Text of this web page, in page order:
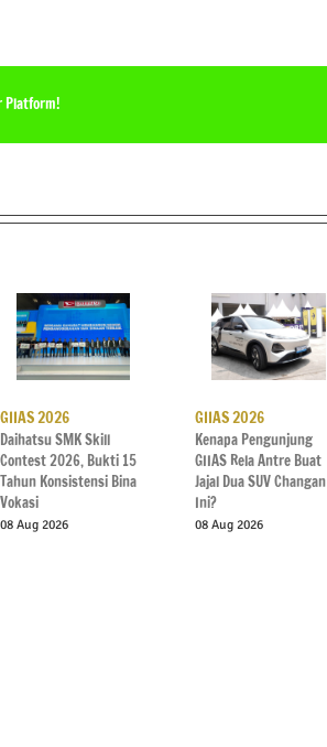
Platform!
GIIAS 2026
Daihatsu SMK Skill
Contest 2026, Bukti 15
Tahun Konsistensi Bina
Vokasi
08 Aug 2026
GIIAS 2026
Kenapa Pengunjung
GIIAS Rela Antre Buat
Jajal Dua SUV Changan
Ini?
08 Aug 2026